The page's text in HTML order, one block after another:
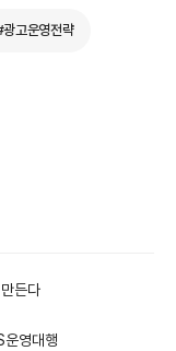
고운영전략
든다
영대행